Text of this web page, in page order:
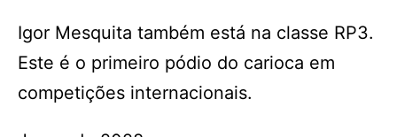
Igor Mesquita também está na classe RP3.
Este é o primeiro pódio do carioca em
competições internacionais.